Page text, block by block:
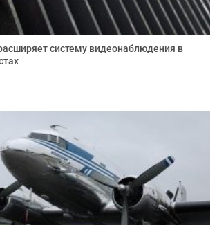
систему видеонаблюдения в